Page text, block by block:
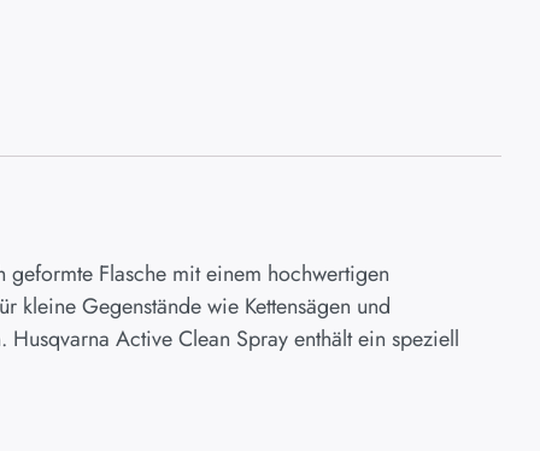
Flasche mit einem hochwertigen
kleine Gegenstände wie Kettensägen und
Active Clean Spray enthält ein speziell